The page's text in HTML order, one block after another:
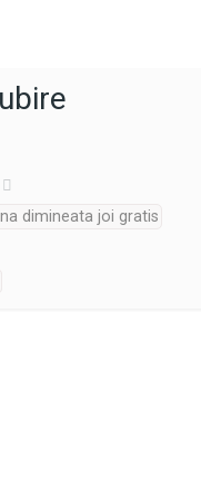
dimineata joi gratis